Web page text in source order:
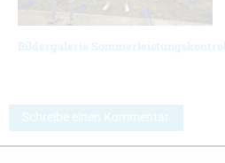
Bildergalerie
Schreibe einen Kommentar